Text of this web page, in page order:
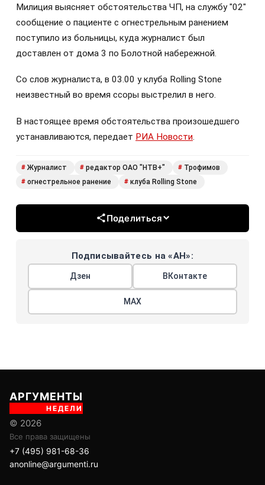
Милиция выясняет обстоятельства ЧП, на службу "02"
сообщение о пациенте с огнестрельным ранением
поступило из больницы, куда журналист был
доставлен от дома 3 по Болотной набережной.
Со слов журналиста, в 03.00 у клуба Rolling Stone
неизвестный во время ссоры выстрелил в него.
В настоящее время обстоятельства произошедшего
устанавливаются, передает РИА Новости.
# Журналист # редактор ОАО "НТВ+" # Трофимов
# огнестрельное ранение # клуба Rolling Stone
Поделиться
Подписывайтесь на «АН»:
Дзен ВКонтакте
МАХ
АРГУМЕНТЫ
НЕДЕЛИ
© 2026
Все права защищены
+7 (495) 981-68-36
anonline@argumenti.ru